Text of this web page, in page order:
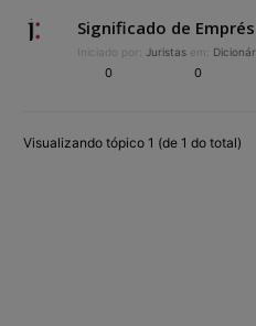
Significado de
Iniciado por: Juristas em:
0 0
Visualizando tópico 1 (de 1 do total)